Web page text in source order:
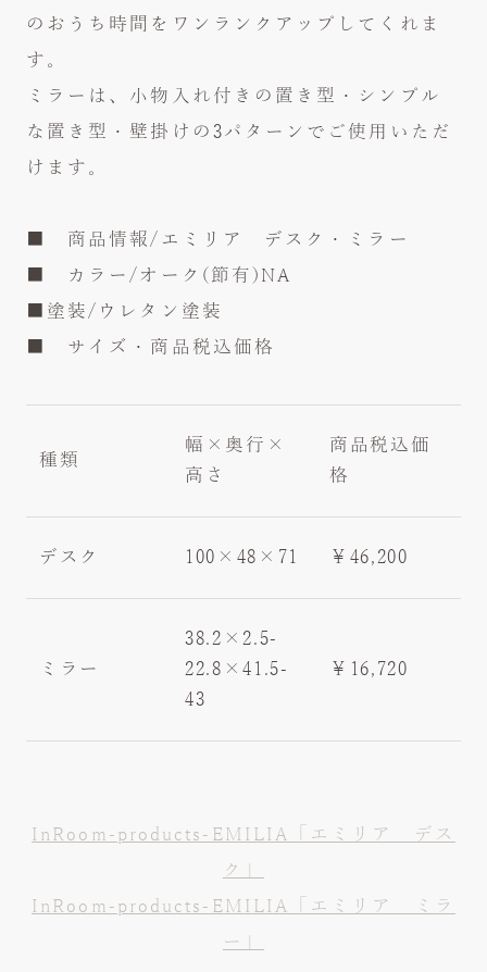
のおうち時間をワンランクアップしてくれま
す。
ミラーは、小物入れ付きの置き型・シンプル
な置き型・壁掛けの3パターンでご使用いただ
けます。
■ 商品情報/エミリア デスク・ミラー
■ カラー/オーク(節有)NA
■塗装/ウレタン塗装
■ サイズ・商品税込価格
種類
幅×奥行×
高さ
商品税込価
格
デスク 100×48×71 ￥46,200
ミラー
38.2×2.5-
22.8×41.5-
43
￥16,720
InRoom-products-EMILIA「エミリア デス
ク」
InRoom-products-EMILIA「エミリア ミラ
ー」